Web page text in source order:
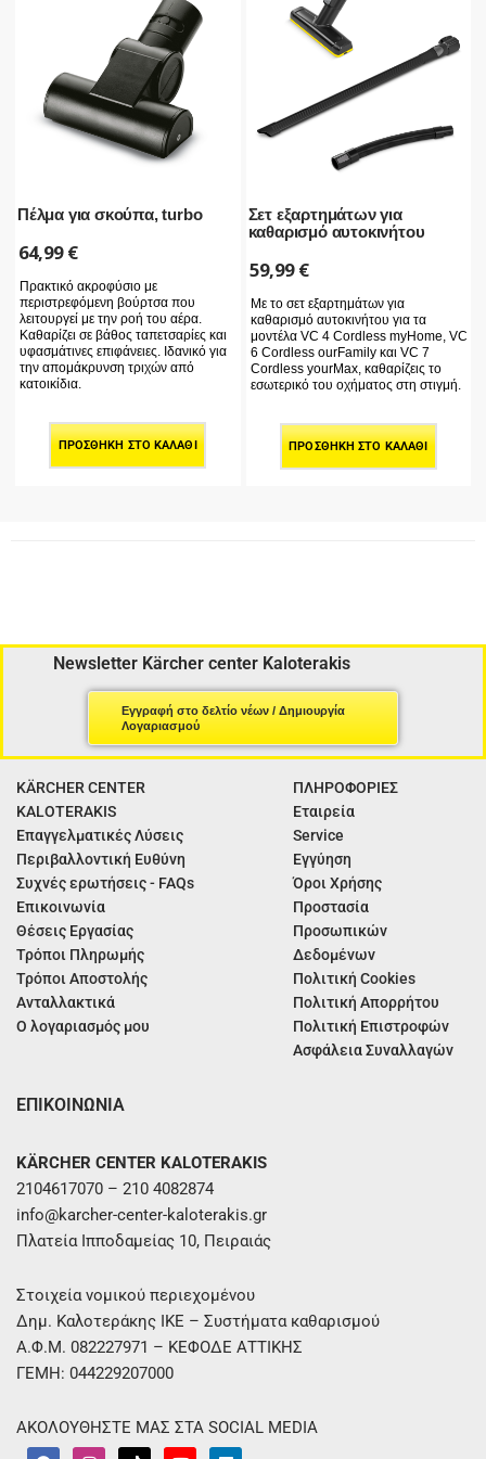
Πέλμα για σκούπα, turbo
64,99€
Πρακτικό ακροφύσιο με
περιστρεφόμενη βούρτσα που
λειτουργεί με την ροή του αέρα.
Καθαρίζει σε βάθος ταπετσαρίες και
υφασμάτινες επιφάνειες. Ιδανικό για
την απομάκρυνση τριχών από
κατοικίδια.
ΠΡΟΣΘΉΚΗ ΣΤΟ ΚΑΛΆΘΙ
Σετ εξαρτημάτων για
καθαρισμό αυτοκινήτου
59,99€
Με το σετ εξαρτημάτων για
καθαρισμό αυτοκινήτου για τα
μοντέλα VC 4 Cordless myHome, VC
6 Cordless ourFamily και VC 7
Cordless yourMax, καθαρίζεις το
εσωτερικό του οχήματος στη στιγμή.
ΠΡΟΣΘΉΚΗ ΣΤΟ ΚΑΛΆΘΙ
Newsletter Kärcher center Kaloterakis
Εγγραφή στο δελτίο νέων / Δημιουργία
Λογαριασμού
KÄRCHER CENTER
KALOTERAKIS
Επαγγελματικές Λύσεις
Περιβαλλοντική Ευθύνη
Συχνές ερωτήσεις - FAQs
Επικοινωνία
Θέσεις Εργασίας
Τρόποι Πληρωμής
Τρόποι Αποστολής
Ανταλλακτικά
Ο λογαριασμός μου
ΠΛΗΡΟΦΟΡΙΕΣ
Εταιρεία
Service
Εγγύηση
Όροι Χρήσης
Προστασία
Προσωπικών
Δεδομένων
Πολιτική Cookies
Πολιτική Απορρήτου
Πολιτική Επιστροφών
Ασφάλεια Συναλλαγών
ΕΠΙΚΟΙΝΩΝΙΑ
KÄRCHER CENTER KALOTERAKIS
2104617070 – 210 4082874
info@karcher-center-kaloterakis.gr
Πλατεία Ιπποδαμείας 10, Πειραιάς
Στοιχεία νομικού περιεχομένου
Δημ. Καλοτεράκης ΙΚΕ – Συστήματα καθαρισμού
Α.Φ.Μ. 082227971 – ΚΕΦΟΔΕ ΑΤΤΙΚΗΣ
ΓΕΜΗ: 044229207000
ΑΚΟΛΟΥΘΗΣΤΕ ΜΑΣ ΣΤΑ SOCIAL MEDIA
F I T Y L